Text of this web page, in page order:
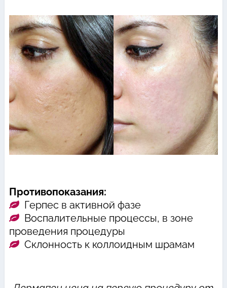
Противопоказания:
Герпес в активной фазе
Воспалительные процессы, в зоне
проведения процедуры
Склонность к коллоидным шрамам